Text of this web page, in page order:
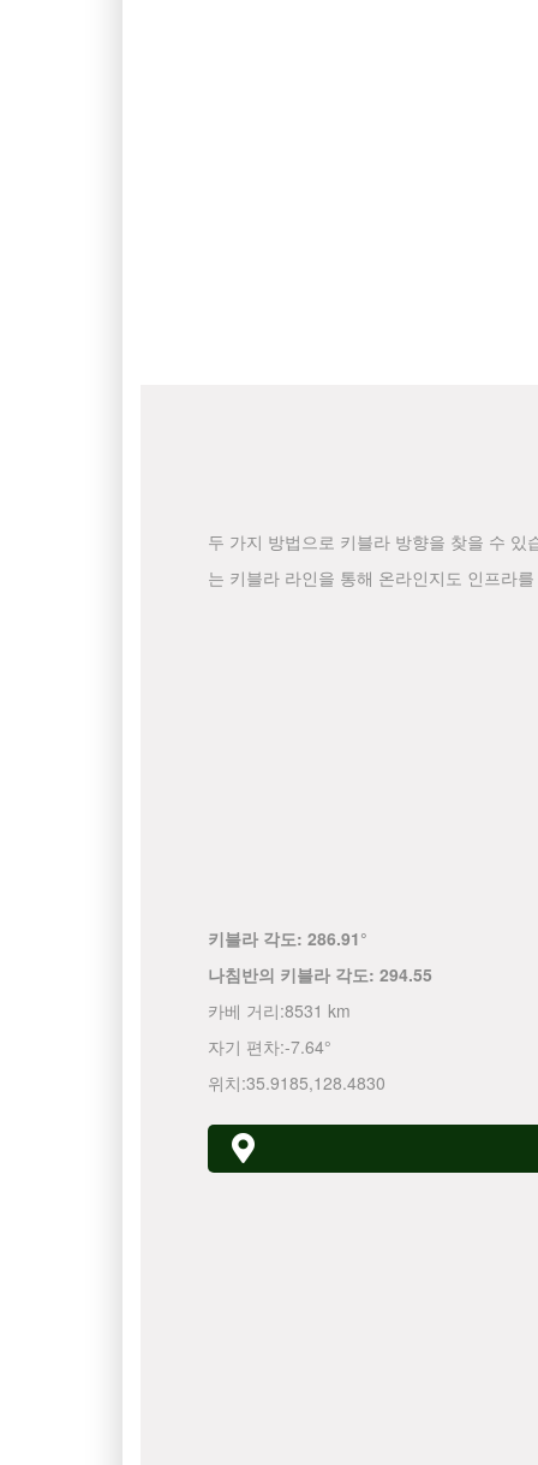
두 가지 방법으로 키블라 방향을 찾을 수
는 키블라 라인을 통해 온라인지도 인프라
키블라 각도: 286.91°
나침반의 키블라 각도: 294.55
카베 거리:8531 km
자기 편차:-7.64°
위치:35.9185,128.4830